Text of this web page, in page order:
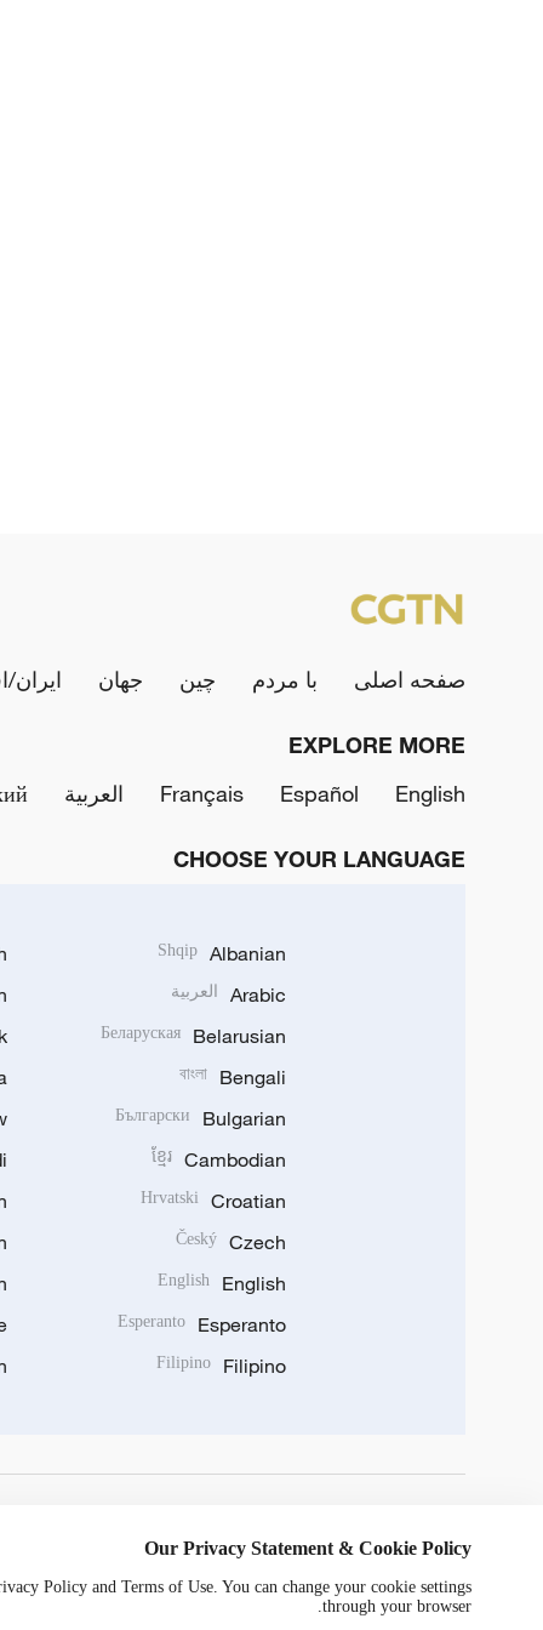
صفحه اصلی با مردم چین جهان ایران/
EXPLORE MORE
English
Español
Français العربية
CHOOSE YOUR LANGUAGE
Albanian
Shqip
Arabic العربية
Belarusian
Беларуская
Bengali
বাংলা
Bulgarian
Български
Cambodian
ខ្មែរ
Croatian
Hrvatski
Czech
Český
English
English
Esperanto
Esperanto
Filipino
Filipino
Our Privacy Statement & Cookie Policy
Policy and Terms of Use. You can change your cookie settings
through your browser.